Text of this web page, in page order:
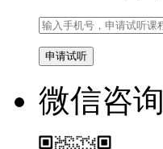
微信咨询